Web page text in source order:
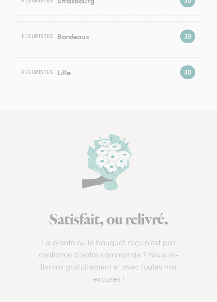
FLEURISTES Bordeaux
FLEURISTES Lille
Satisfait, ou relivré.
La plante ou le bouquet reçu n’est pas
conforme à votre commande ? Nous re-
livrons gratuitement et avec toutes nos
excuses !